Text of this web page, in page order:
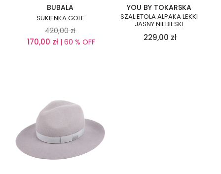
BUBALA
SUKIENKA GOLF
420,00 zł
170,00 zł| 60 % OFF
YOU BY TOKARSKA
SZAL ETOLA ALPAKA LEKKI
JASNY NIEBIESKI
229,00 zł